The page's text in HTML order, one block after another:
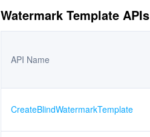
Watermark Template APIs
API Name
CreateBlindWatermarkTemplate